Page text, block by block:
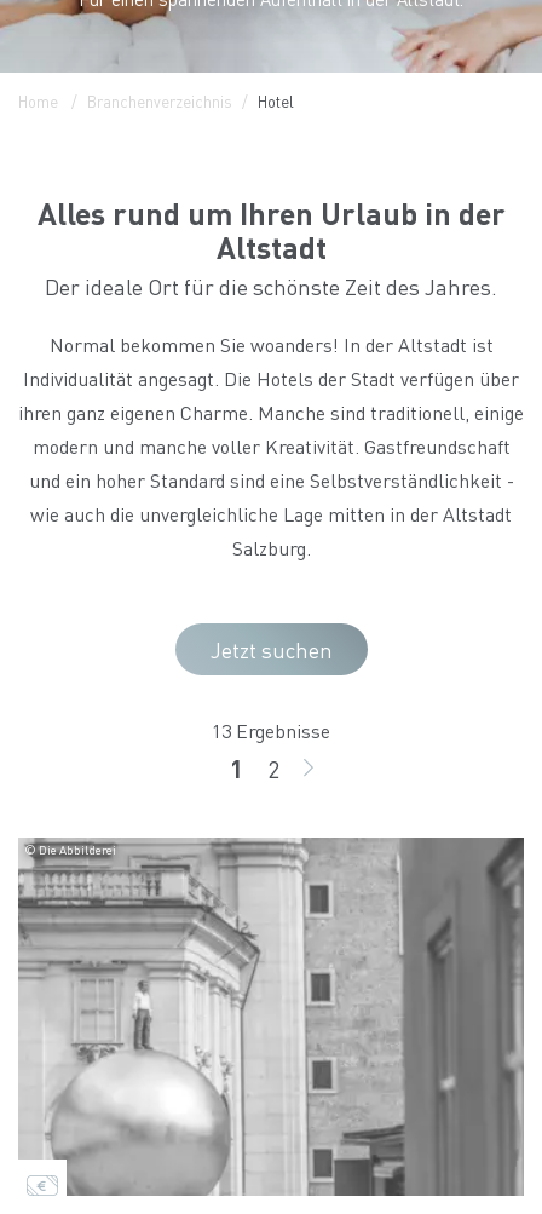
Home Branchenverzeichnis Hotel
Alles rund um Ihren Urlaub in der
Altstadt
Der ideale Ort für die schönste Zeit des Jahres.
Normal bekommen Sie woanders! In der Altstadt ist
Individualität angesagt. Die Hotels der Stadt verfügen über
ihren ganz eigenen Charme. Manche sind traditionell, einige
modern und manche voller Kreativität. Gastfreundschaft
und ein hoher Standard sind eine Selbstverständlichkeit -
wie auch die unvergleichliche Lage mitten in der Altstadt
Salzburg.
Jetzt suchen
13 Ergebnisse
Seite
1 Seite
2 WEITER
© Die Abbilderei